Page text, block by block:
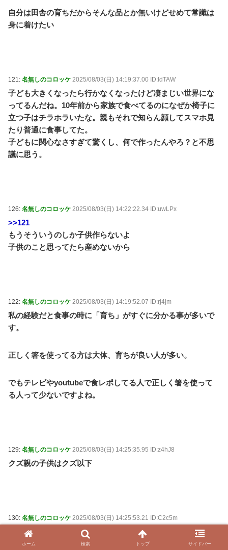
自分は田舎の育ちだからそんな品とか無いけどせめて常識は
身に着けたい
121: 名無しのコロッケ 2025/08/03(日) 14:19:37.00 ID:IdTAW
子ども大きくなったら行かなくなったけど凄まじい世界にな
ってるんだね。10年前から家族で食べてるのになぜか椅子に
立つ子はチラホラいたな。親もそれで知らん顔してスマホ見
たり普通に食事してた。
子どもに関心なさすぎて驚くし、何で作ったんやろ？と不思
議に思う。
126: 名無しのコロッケ 2025/08/03(日) 14:22:22.34 ID:uwLPx
>>121
もうそういうのしか子供作らないよ
子供のこと思ってたら産めないから
122: 名無しのコロッケ 2025/08/03(日) 14:19:52.07 ID:rj4jm
私の経験だと食事の時に「育ち」がすぐに分かる事が多いで
す。
正しく箸を使ってる方は大体、育ちが良い人が多い。
でもテレビやyoutubeで食レポしてる人で正しく箸を使って
る人って少ないですよね。
129: 名無しのコロッケ 2025/08/03(日) 14:25:35.95 ID:z4hJ8
クズ親の子供はクズ以下
130: 名無しのコロッケ 2025/08/03(日) 14:25:53.21 ID:C2c5m
つーても、今は虐待とか子供に通報される狂った世の中だか
らねホーム 検索 トップ サイドバー